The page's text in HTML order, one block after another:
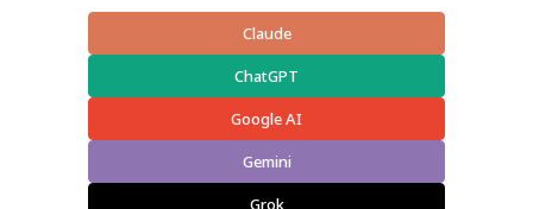
Claude
ChatGPT
Google AI
Gemini
Grok